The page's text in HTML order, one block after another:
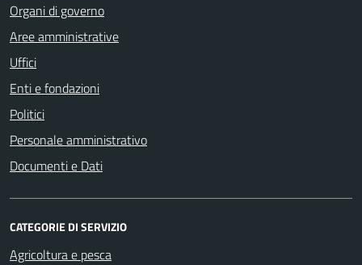
Organi di governo
Aree amministrative
Uffici
Enti e fondazioni
Politici
Personale amministrativo
Documenti e Dati
CATEGORIE DI SERVIZIO
Agricoltura e pesca